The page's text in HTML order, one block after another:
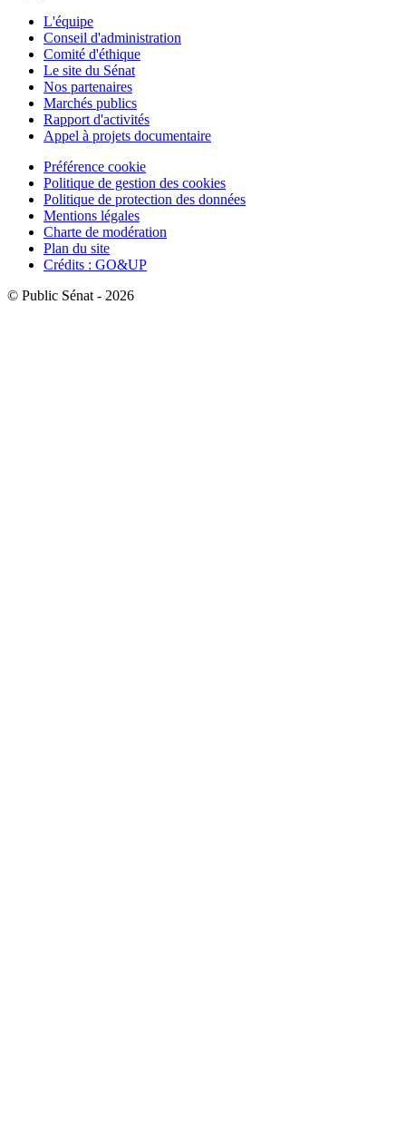
L'équipe
Conseil d'administration
Comité d'éthique
Le site du Sénat
Nos partenaires
Marchés publics
Rapport d'activités
Appel à projets documentaire
Préférence cookie
Politique de gestion des cookies
Politique de protection des données
Mentions légales
Charte de modération
Plan du site
Crédits : GO&UP
© Public Sénat - 2026